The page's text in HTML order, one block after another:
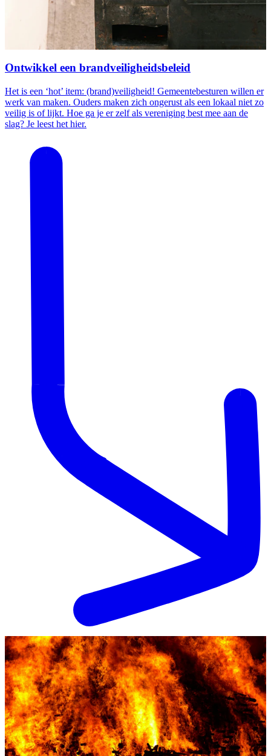
Ontwikkel een brandveiligheidsbeleid
Het is een ‘hot’ item: (brand)veiligheid! Gemeentebesturen willen er
werk van maken. Ouders maken zich ongerust als een lokaal niet zo
veilig is of lijkt. Hoe ga je er zelf als vereniging best mee aan de
slag? Je leest het hier.